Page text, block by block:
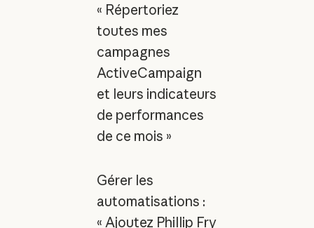
« Répertoriez
toutes mes
campagnes
ActiveCampaign
et leurs indicateurs
de performances
de ce mois »
Gérer les
automatisations :
« Ajoutez Phillip Fry